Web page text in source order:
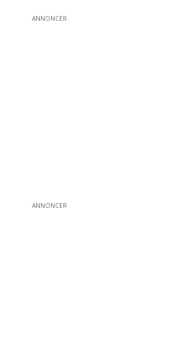
ANNONCER
ANNONCER